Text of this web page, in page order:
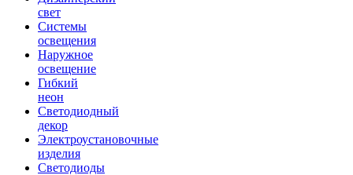
свет
Системы
освещения
Наружное
освещение
Гибкий
неон
Светодиодный
декор
Электроустановочные
изделия
Светодиоды